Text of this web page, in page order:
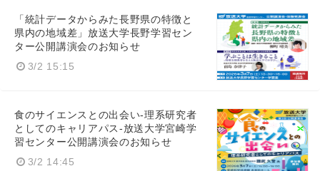
「統計データからみた長野県の特徴と
県内の地域差」放送大学長野学習セン
ター公開講演会のお知らせ
3/2 15:15
食のサイエンスとの出会い-理系研究者
としてのキャリアパス-放送大学宮崎学
習センター公開講演会のお知らせ
3/2 14:45